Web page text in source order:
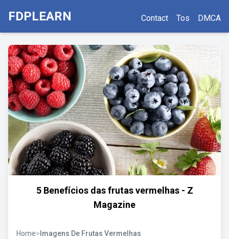
FDPLEARN Contact Tos DMCA
5 Benefícios das frutas vermelhas - Z
Magazine
Home> Imagens De Frutas Vermelhas